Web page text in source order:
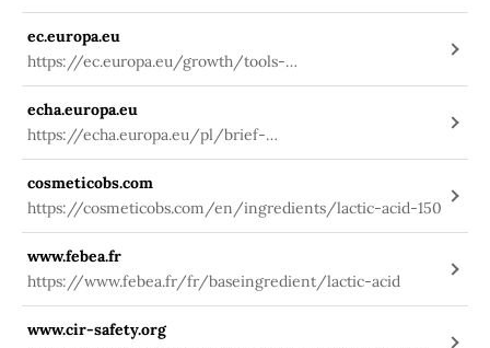
ec.europa.eu
https://ec.europa.eu/growth/tools-
databases/cosing/index.cfm?
fuseaction=search.details_v2&id=34809
echa.europa.eu
https://echa.europa.eu/pl/brief-
profile/-/briefprofile/100.000.017
cosmeticobs.com
https://cosmeticobs.com/en/ingredients/lactic-acid-150
www.febea.fr
https://www.febea.fr/fr/baseingredient/lactic-acid
www.cir-safety.org